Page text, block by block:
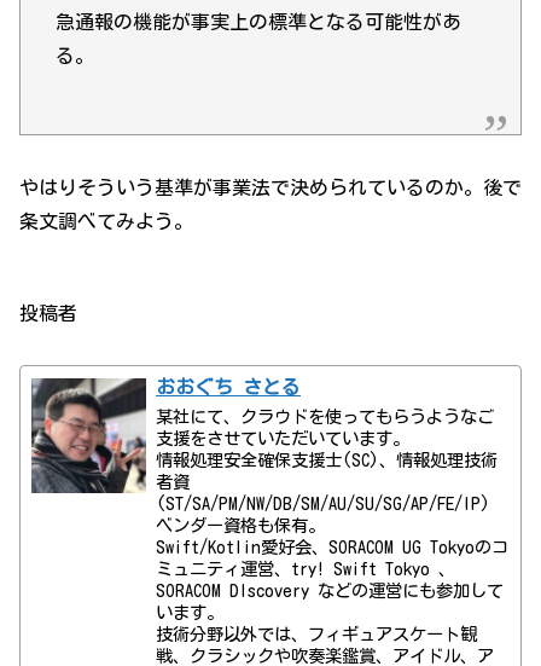
急通報の機能が事実上の標準となる可能性があ
る。
やはりそういう基準が事業法で決められているのか。後で
条文調べてみよう。
投稿者
おおぐち さとる
某社にて、クラウドを使ってもらうようなご
支援をさせていただいています。
情報処理安全確保支援士(SC)、情報処理技術
者資
(ST/SA/PM/NW/DB/SM/AU/SU/SG/AP/FE/IP)
ベンダー資格も保有。
Swift/Kotlin愛好会、SORACOM UG Tokyoのコ
ミュニティ運営、try! Swift Tokyo 、
SORACOM DIscovery などの運営にも参加して
います。
技術分野以外では、フィギュアスケート観
戦、クラシックや吹奏楽鑑賞、アイドル、ア